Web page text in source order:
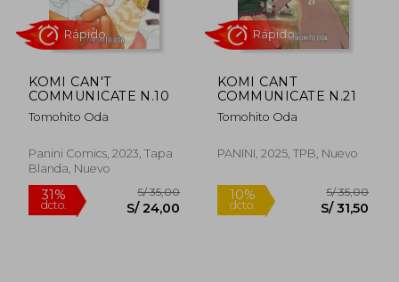
31%
dcto. S/ 24,00
31%
dcto.
KOMI CAN'T
COMMUNICATE N.10
Tomohito Oda
Panini Comics, 2023, Tapa
Blanda, Nuevo
KOMI CANT
COMMUNICATE N.21
Tomohito Oda
PANINI, 2025, TPB, Nuevo